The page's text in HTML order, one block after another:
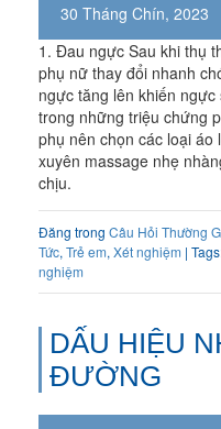
30 Tháng Chín, 2023
1. Đau ngực Sau khi thụ
phụ nữ thay đổi nhanh
ngực tăng lên khiến
trong những triệu chứng
phụ nên chọn các loại
xuyên massage nhẹ
chịu.
Đăng trong Câu Hỏi Thường
Tức,Trẻ em,Xét nghiệm |
nghiệm
DẤU HIỆU
ĐƯỜNG